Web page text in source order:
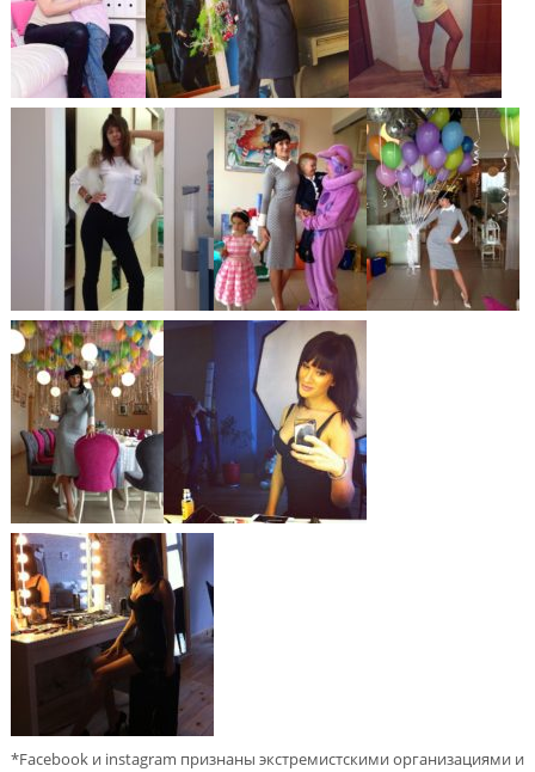
*Facebook и instagram признаны экстремистскими организациями и